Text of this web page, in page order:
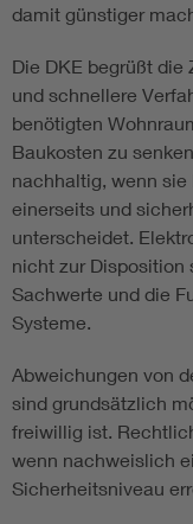
damit günstiger
Die DKE begrüßt
und schnellere
benötigten
Baukosten zu
nachhaltig, wenn
einerseits und
unterscheidet.
nicht zur Disposition
Sachwerte und die
Systeme.
Abweichungen von
sind grundsätzlich
freiwillig ist.
wenn nachweislich
Sicherheitsniveau